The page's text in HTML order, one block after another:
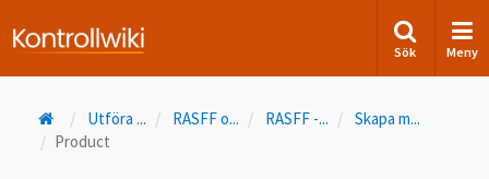
Sök Meny
Utföra... RASFF o... RASFF -... Skapa m...
Product